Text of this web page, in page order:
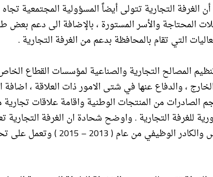
الغرفة التجارية تتولى أيضاً المسؤولية المجتمعية تجاه
المحتاجة والأسر المستورة ، بالإضافة الى دعم بعض
التي تقام بالمحافظة بدعم من الغرفة التجارية .
المصالح التجارية والصناعية لمؤسسات القطاع
، والدفاع عنها في شتى الامور ذات العلاقة ، اضافة
الصادرات من المنتجات الوطنية واقامة علاقات تجارية
للغرفة التجارية . واوضح شحادة ان الغرفة التجارية
ضمن خطة استراتيجية تم صياغتها من قبل أعضاء المجلس والكادر الوظيفي من